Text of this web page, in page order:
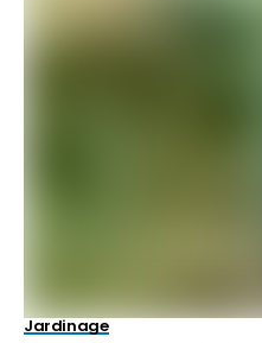
Jardinage